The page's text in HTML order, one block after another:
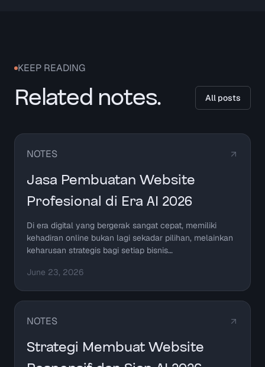
KEEP READING
Related notes. All posts
NOTES
Jasa Pembuatan Website
Profesional di Era AI 2026
Di era digital yang bergerak sangat cepat, memiliki
kehadiran online bukan lagi sekadar pilihan, melainkan
keharusan strategis bagi setiap bisnis…
June 23, 2026
NOTES
Strategi Membuat Website